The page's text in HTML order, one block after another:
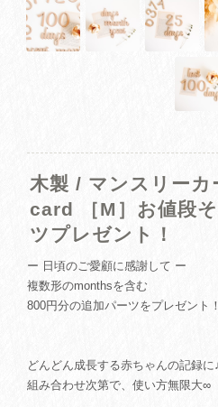
木製 / マンスリー
card ［M］お値段
ツプレゼント！
ー 日頃のご愛顧に感謝して ー
複数形のmonthsを含む
800円分の追加パーツをプレゼント
どんどん成長する赤ちゃんの記録に
組み合わせ次第で、使い方無限大∞